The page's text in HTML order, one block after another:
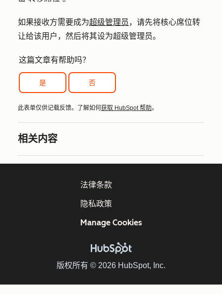
如果接收方需要成为超级管理员 ，请先将核心席位转
让给该用户，然后将其设为超级管理员。
这篇文章有帮助吗？
是 否
此表单仅供记载反馈。了解如何 获取 HubSpot 帮助。
相关内容
版权所有 © 2026 HubSpot, Inc.
法律条款
隐私政策
Manage Cookies